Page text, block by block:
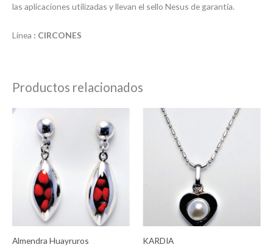
las aplicaciones utilizadas y llevan el sello Nesus de garantía.
Línea : CIRCONES
Productos relacionados
Almendra Huayruros KARDIA